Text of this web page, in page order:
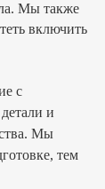
Мы также
включить
с
и
Мы
тем